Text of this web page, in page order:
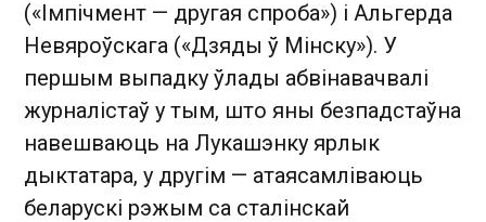
(«Імпічмент — другая спроба») і Альгерда
Невяроўскага («Дзяды ў Мінску»). У
першым выпадку ўлады абвінавачвалі
журналістаў у тым, што яны безпадстаўна
навешваюць на Лукашэнку ярлык
дыктатара, у другім — атаясамліваюць
беларускі рэжым са сталінскай